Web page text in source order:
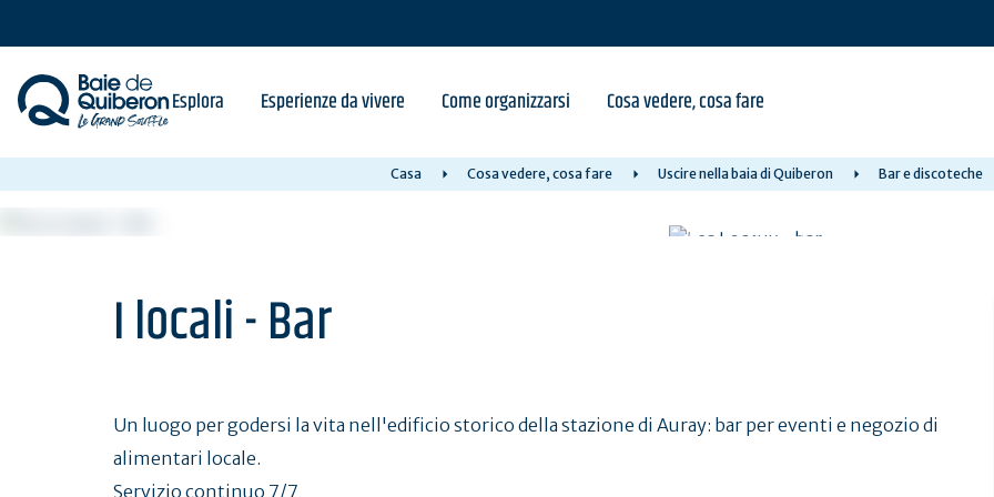
content
Esplora Esperienze da vivere Come organizzarsi Cosa vedere, cosa fare
Casa Cosa vedere, cosa fare Uscire nella baia di Quiberon Bar e discoteche
I locali - Bar
Un luogo per godersi la vita nell'edificio storico della stazione di Auray: bar per eventi e negozio di
alimentari locale.
Servizio continuo 7/7